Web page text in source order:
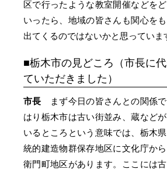
区で行ったような教室開催などを
いったら、地域の皆さんも関心を
出てくるのではないかと思っていま
栃木市の見どころ（市長に
ていただきました）
市長 まず今日の皆さんとの関係
はり栃木市は古い街並み、蔵など
いるところという意味では、栃木
統的建造物群保存地区に文化庁か
衛門町地区があります。ここには